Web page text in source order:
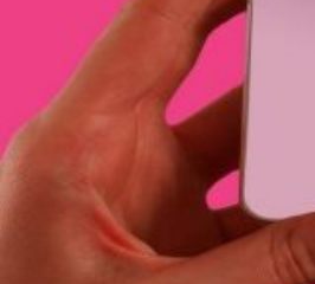
Área de clientes